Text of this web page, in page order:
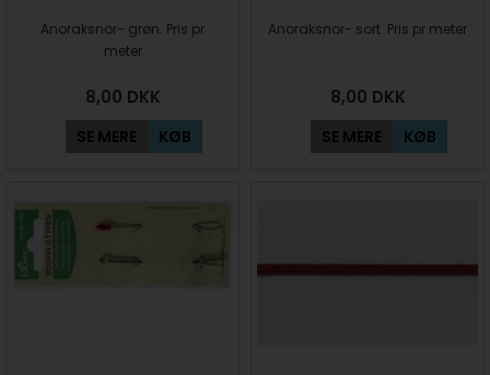
Anoraksnor- grøn. Pris pr
meter
8,00 DKK
SE MERE KØB
Anoraksnor- sort. Pris pr meter
8,00 DKK
SE MERE KØB